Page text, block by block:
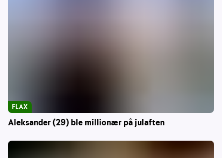
Aleksander (29) ble millionær på julaften
FLAX